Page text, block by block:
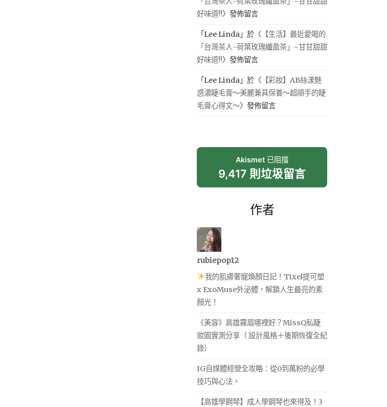
好味道!!〉發佈留言
「Lee Linda 」於〈 【生活】最近愛喝的
「台灣茶人-荷葉玫瑰纖盈茶」~甘甘甜甜
好味道!!〉發佈留言
「Lee Linda 」於〈 【彩妝】AB絲漾魅
惑濃睫毛膏～美麗兼具保養～超順手的睫
毛膏心得文～〉發佈留言
Akismet 已阻擋
9,417 則垃圾留言
作者
rubiepop12
我的肌膚奢寵煥顏日記！Tixel提可塑
x ExoMuse外泌體，解鎖人生最亮的素
顏光！
《美容》高雄霧眉哪裡好？MissQ私睫
妝園實測分享（ 設計風格＋後期恢復全紀
錄）
IG自媒體經營全攻略：從0到萬粉的必學
技巧與心法。
【高雄學鋼琴】成人學鋼琴也來得及！3